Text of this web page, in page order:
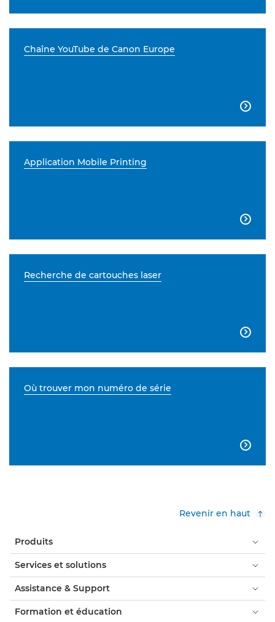
Chaîne YouTube de Canon Europe

Application Mobile Printing

Recherche de cartouches laser

Où trouver mon numéro de série

Revenir en haut
Produits
Services et solutions
Assistance & Support
Formation et éducation